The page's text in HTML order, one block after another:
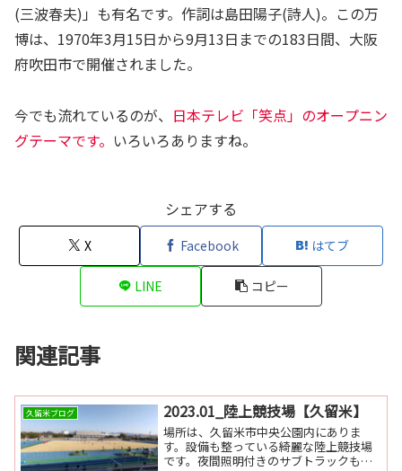
(三波春夫)」も有名です。作詞は島田陽子(詩人)。この万
博は、1970年3月15日から9月13日までの183日間、大阪
府吹田市で開催されました。
今でも流れているのが、 日本テレビ「笑点」のオープニン
グテーマです。 いろいろありますね。
シェアする
X Facebook はてブ
LINE コピー
関連記事
久留米ブログ 2023.01_陸上競技場【久留米】
場所は、久留米市中央公園内にありま
す。設備も整っている綺麗な陸上競技場
です。夜間照明付きのサブトラックもあ